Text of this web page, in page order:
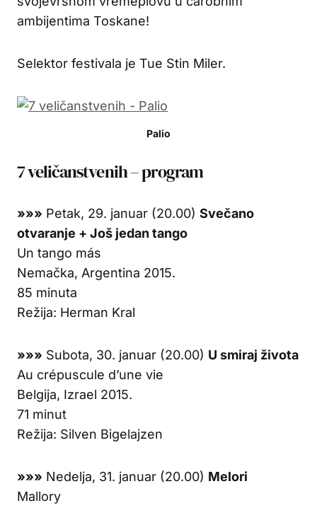
ambijentima Toskane!
Selektor festivala je Tue Stin Miler.
Palio
7 veličanstvenih – program
»»» Petak, 29. januar (20.00) Svečano
otvaranje + Još jedan tango
Un tango más
Nemačka, Argentina 2015.
85 minuta
Režija: Herman Kral
»»» Subota, 30. januar (20.00) U smiraj života
Au crépuscule d’une vie
Belgija, Izrael 2015.
71 minut
Režija: Silven Bigelajzen
»»» Nedelja, 31. januar (20.00) Melori
Mallory